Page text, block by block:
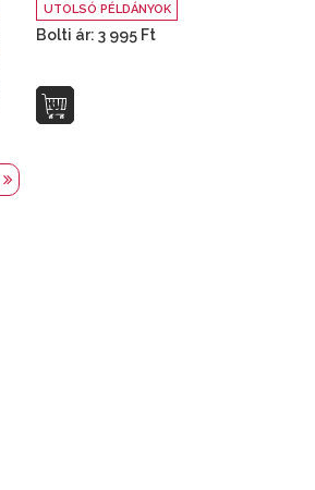
UTOLSÓ PÉLDÁNYOK
Bolti ár: 3 995 Ft